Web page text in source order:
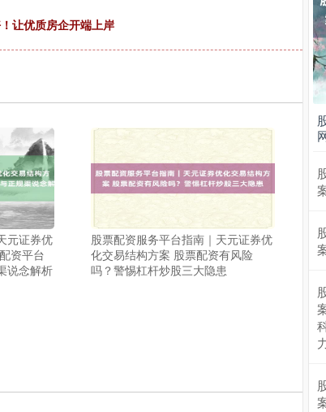
让优质房企开端上岸
元证券优
资平台
说念解析
股票配资服务平台指南｜天元证券优
化交易结构方案 股票配资有风险
吗？警惕杠杆炒股三大隐患